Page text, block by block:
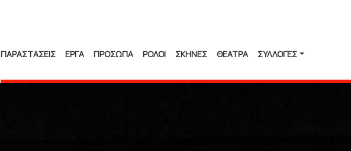
ΠΑΡΑΣΤΑΣΕΙΣ ΕΡΓΑ ΠΡΟΣΩΠΑ ΡΟΛΟΙ ΣΚΗΝΕΣ ΘΕΑΤΡΑ ΣΥΛΛΟΓΈΣ